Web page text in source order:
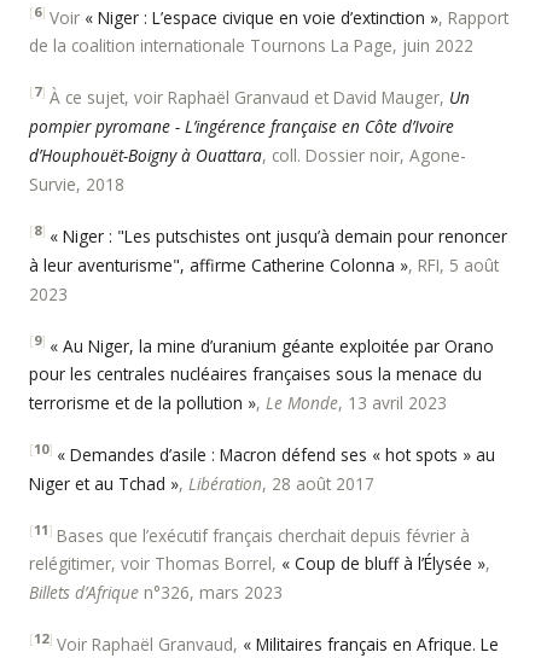
[6] Voir « Niger : L’espace civique en voie d’extinction », Rapport
de la coalition internationale Tournons La Page, juin 2022
[7] À ce sujet, voir Raphaël Granvaud et David Mauger, Un
pompier pyromane - L’ingérence française en Côte d’Ivoire
d’Houphouët-Boigny à Ouattara, coll. Dossier noir, Agone-
Survie, 2018
[8] « Niger : "Les putschistes ont jusqu’à demain pour renoncer
à leur aventurisme", affirme Catherine Colonna », RFI, 5 août
2023
[9] « Au Niger, la mine d’uranium géante exploitée par Orano
pour les centrales nucléaires françaises sous la menace du
terrorisme et de la pollution », Le Monde, 13 avril 2023
[10] « Demandes d’asile : Macron défend ses « hot spots » au
Niger et au Tchad », Libération, 28 août 2017
[11] Bases que l’exécutif français cherchait depuis février à
relégitimer, voir Thomas Borrel, « Coup de bluff à l’Élysée »,
Billets d’Afrique n°326, mars 2023
[12] Voir Raphaël Granvaud, « Militaires français en Afrique. Le